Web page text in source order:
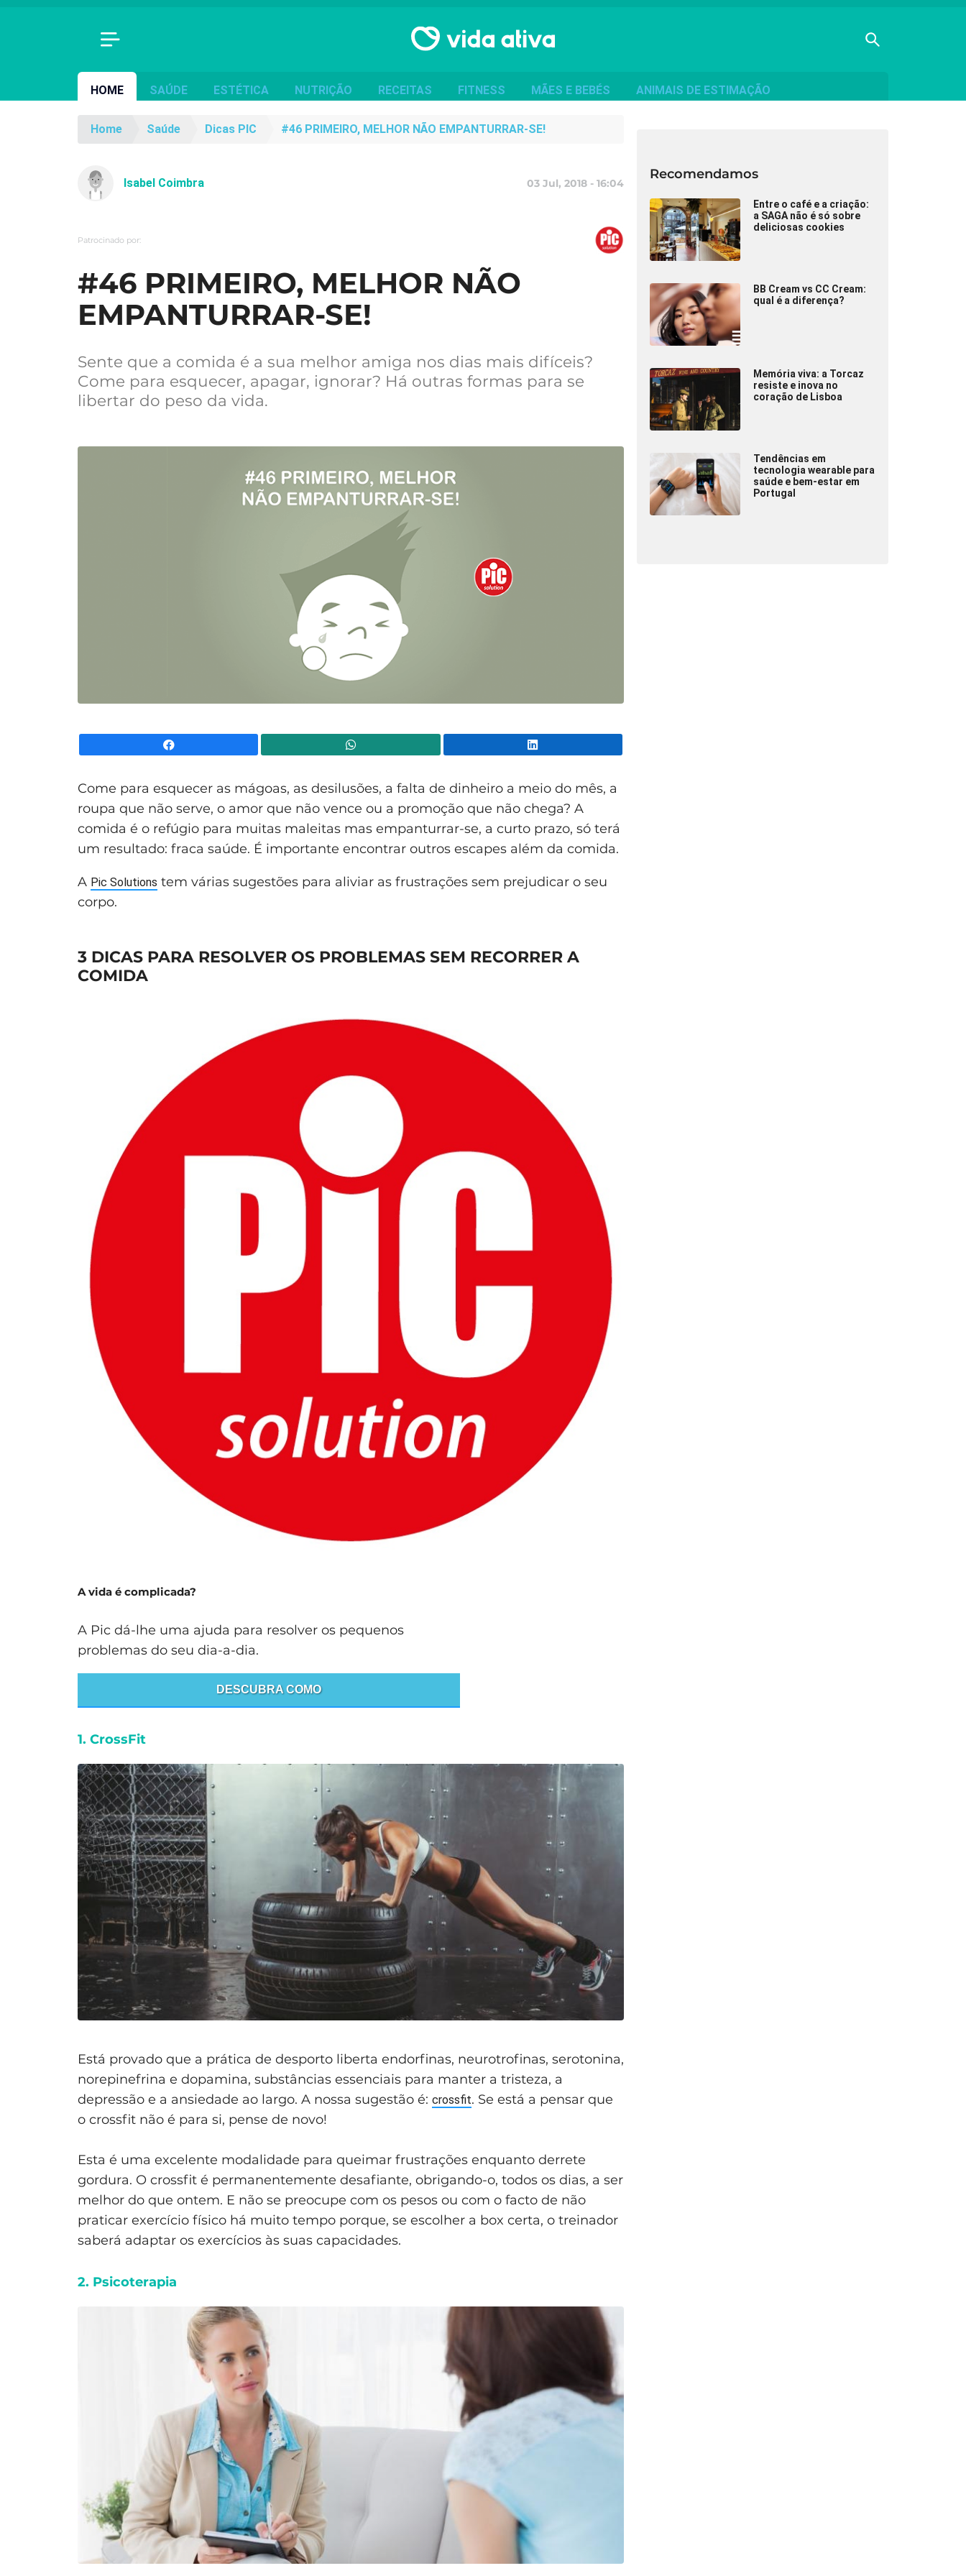
HOME SAÚDE ESTÉTICA NUTRIÇÃO RECEITAS FITNESS MÃES E BEBÉS ANIMAIS DE ESTIMAÇÃO
Home Saúde Dicas PIC #46 PRIMEIRO, MELHOR NÃO EMPANTURRAR-SE!
Isabel Coimbra 03 Jul, 2018 - 16:04
#46 PRIMEIRO, MELHOR NÃO
EMPANTURRAR-SE!
Patrocinado por:
Sente que a comida é a sua melhor amiga nos dias mais difíceis?
Come para esquecer, apagar, ignorar? Há outras formas para se
libertar do peso da vida.
Come para esquecer as mágoas, as desilusões, a falta de dinheiro a meio do mês, a
roupa que não serve, o amor que não vence ou a promoção que não chega? A
comida é o refúgio para muitas maleitas mas empanturrar-se, a curto prazo, só terá
um resultado: fraca saúde. É importante encontrar outros escapes além da comida.
A Pic Solutions tem várias sugestões para aliviar as frustrações sem prejudicar o seu
corpo.
3 DICAS PARA RESOLVER OS PROBLEMAS SEM RECORRER A
COMIDA
A vida é complicada?
A Pic dá-lhe uma ajuda para resolver os pequenos
problemas do seu dia-a-dia.
DESCUBRA COMO
1. CrossFit
Está provado que a prática de desporto liberta endorfinas, neurotrofinas, serotonina,
norepinefrina e dopamina, substâncias essenciais para manter a tristeza, a
depressão e a ansiedade ao largo. A nossa sugestão é: crossfit. Se está a pensar que
o crossfit não é para si, pense de novo!
Esta é uma excelente modalidade para queimar frustrações enquanto derrete
gordura. O crossfit é permanentemente desafiante, obrigando-o, todos os dias, a ser
melhor do que ontem. E não se preocupe com os pesos ou com o facto de não
praticar exercício físico há muito tempo porque, se escolher a box certa, o treinador
saberá adaptar os exercícios às suas capacidades.
2. Psicoterapia
Recomendamos
Entre o café e a criação:
a SAGA não é só sobre
deliciosas cookies
BB Cream vs CC Cream:
qual é a diferença?
Memória viva: a Torcaz
resiste e inova no
coração de Lisboa
Tendências em
tecnologia wearable para
saúde e bem-estar em
Portugal